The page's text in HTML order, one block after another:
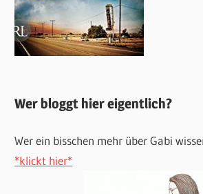
Wer bloggt hier eigentlich?
Wer ein bisschen mehr über Gabi
*klickt hier*